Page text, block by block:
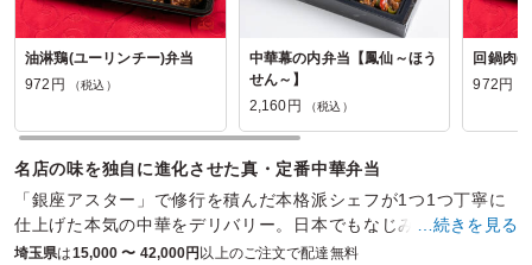
油淋鶏(ユーリンチー)弁当
972円
（税込）
中華幕の内弁当【鳳仙～ほう
せん～】
2,160円
（税込）
回鍋肉(
972円
名店の味を独自に進化させた真・定番中華弁当
「銀座アスター」で修行を積んだ本格派シェフが1つ1つ丁寧に
仕上げた本気の中華をデリバリー。日本でもなじみ深い料理た
ちがシェフの腕で新たなフェーズへ昇華する。
…続きを見る
埼玉県は15,000 〜 42,000円 以上のご注文で配達無料